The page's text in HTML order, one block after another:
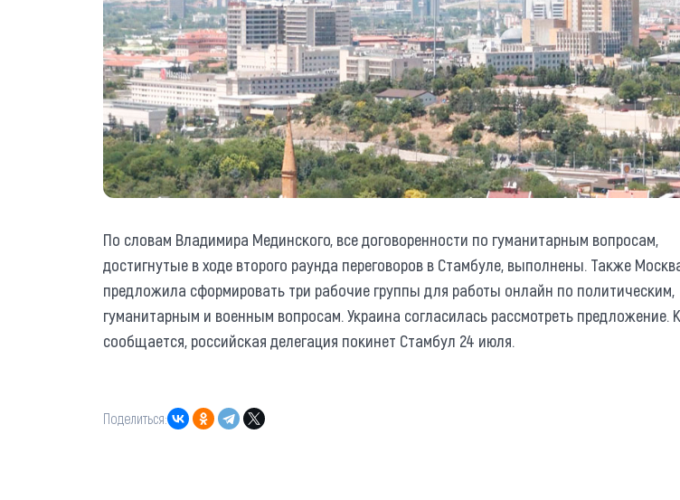
По словам Владимира Мединского, все договоренности по гуманитарным вопросам,
достигнутые в ходе второго раунда переговоров в Стамбуле, выполнены. Также
предложила сформировать три рабочие группы для работы онлайн по политическим,
гуманитарным и военным вопросам. Украина согласилась рассмотреть предложение.
сообщается, российская делегация покинет Стамбул 24 июля.
Поделиться: